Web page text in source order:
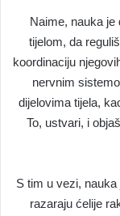
Naime, nauka je
tijelom, da
koordinaciju
nervnim
dijelovima tijela,
To, ustvari, i
S tim u vezi,
razaraju ćelije